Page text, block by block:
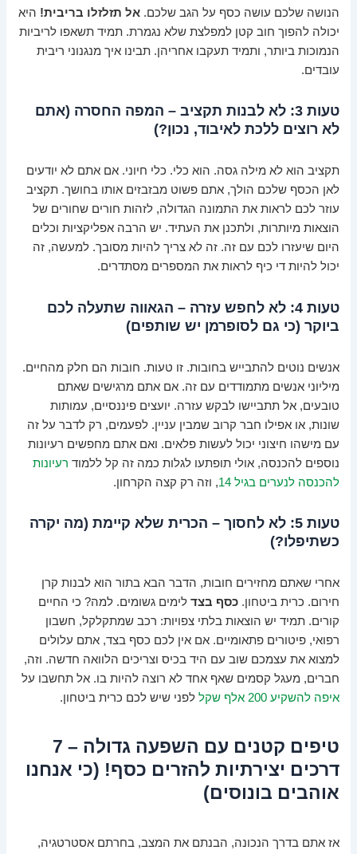
הנושה שלכם עושה כסף על הגב שלכם.אל תזלזלו בריבית! היא
יכולה להפוך חוב קטן למפלצת שלא נגמרת. תמיד תשאפו לריביות
הנמוכות ביותר, ותמיד תעקבו אחריהן. תבינו איך מנגנוני ריבית
עובדים.
טעות 3: לא לבנות תקציב – המפה החסרה (אתם
לא רוצים ללכת לאיבוד, נכון?)
תקציב הוא לא מילה גסה. הוא כלי. כלי חיוני. אם אתם לא יודעים
לאן הכסף שלכם הולך, אתם פשוט מבזבזים אותו בחושך. תקציב
עוזר לכם לראות את התמונה הגדולה, לזהות חורים שחורים של
הוצאות מיותרות, ולתכנן את העתיד. יש הרבה אפליקציות וכלים
היום שיעזרו לכם עם זה. זה לא צריך להיות מסובך. למעשה, זה
יכול להיות די כיף לראות את המספרים מסתדרים.
טעות 4: לא לחפש עזרה – הגאווה שתעלה לכם
ביוקר (כי גם לסופרמן יש שותפים)
אנשים נוטים להתבייש בחובות. זו טעות. חובות הם חלק מהחיים.
מיליוני אנשים מתמודדים עם זה. אם אתם מרגישים שאתם
טובעים, אל תתביישו לבקש עזרה. יועצים פיננסיים, עמותות
שונות, או אפילו חבר קרוב שמבין עניין. לפעמים, רק לדבר על זה
עם מישהו חיצוני יכול לעשות פלאים. ואם אתם מחפשים רעיונות
נוספים להכנסה, אולי תופתעו לגלות כמה זה קל ללמוד רעיונות
להכנסה לנערים בגיל 14
, וזה רק קצה הקרחון.
טעות 5: לא לחסוך – הכרית שלא קיימת (מה יקרה
כשתיפלו?)
אחרי שאתם מחזירים חובות, הדבר הבא בתור הוא לבנות קרן
חירום. כרית ביטחון.כסף בצד לימים גשומים. למה? כי החיים
קורים. תמיד יש הוצאות בלתי צפויות: רכב שמתקלקל, חשבון
רפואי, פיטורים פתאומיים. אם אין לכם כסף בצד, אתם עלולים
למצוא את עצמכם שוב עם היד בכיס וצריכים הלוואה חדשה. וזה,
חברים, מעגל קסמים שאף אחד לא רוצה להיות בו. אל תחשבו על
איפה להשקיע 200 אלף שקל
לפני שיש לכם כרית ביטחון.
טיפים קטנים עם השפעה גדולה – 7
דרכים יצירתיות להזרים כסף! (כי אנחנו
אוהבים בונוסים)
אז אתם בדרך הנכונה, הבנתם את המצב, בחרתם אסטרטגיה,